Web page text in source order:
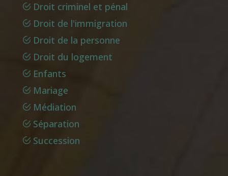
Droit criminel et pénal
Droit de l'immigration
Droit de la personne
Droit du logement
Enfants
Mariage
Médiation
Séparation
Succession